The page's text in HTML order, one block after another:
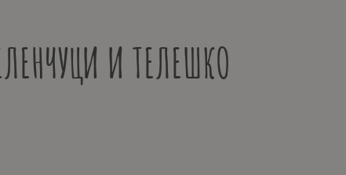
И ТЕЛЕШКО